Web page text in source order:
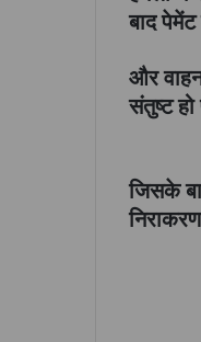
बाद
और
संतुष्ट हो
जिसके